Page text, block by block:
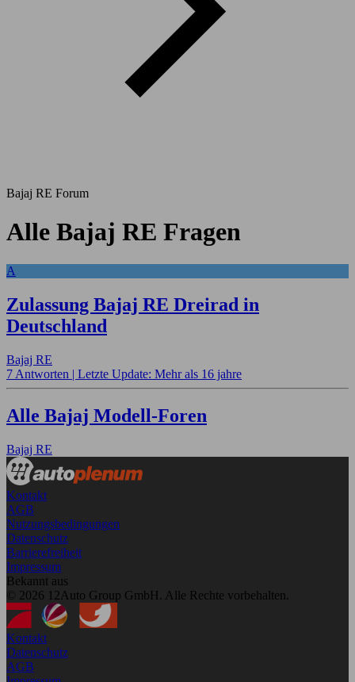
Bajaj RE Forum
Alle Bajaj RE Fragen
A
Zulassung Bajaj RE Dreirad in
Deutschland
Bajaj RE
7 Antworten | Letzte Update: Mehr als 16 jahre
Alle Bajaj Modell-Foren
Bajaj RE
Kontakt
AGB
Nutzungsbedingungen
Datenschutz
Barrierefreiheit
Impressum
Bekannt aus
© 2026 12Auto Group GmbH. Alle Rechte vorbehalten.
Kontakt
Datenschutz
AGB